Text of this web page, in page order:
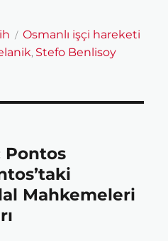
a
t
A
a
r
Etiketler
Osmanlı işçi hareketi
, Stefo Benlisoy
Pontos
Mahkemeleri